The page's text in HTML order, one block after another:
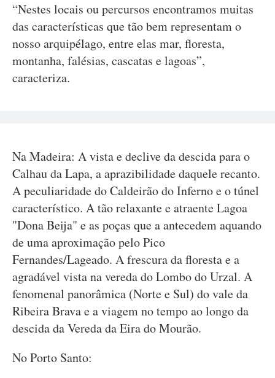
“Nestes locais ou percursos encontramos muitas
das características que tão bem representam o
nosso arquipélago, entre elas mar, floresta,
montanha, falésias, cascatas e lagoas”,
caracteriza.
Na Madeira: A vista e declive da descida para o
Calhau da Lapa, a aprazibilidade daquele recanto.
A peculiaridade do Caldeirão do Inferno e o túnel
característico. A tão relaxante e atraente Lagoa
"Dona Beija" e as poças que a antecedem aquando
de uma aproximação pelo Pico
Fernandes/Lageado. A frescura da floresta e a
agradável vista na vereda do Lombo do Urzal. A
fenomenal panorâmica (Norte e Sul) do vale da
Ribeira Brava e a viagem no tempo ao longo da
descida da Vereda da Eira do Mourão.
No Porto Santo: